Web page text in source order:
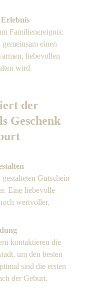
Erlebnis
Familienereignis:
einen
liebevollen
wird.
der
Geschenk
Gutschein
Eine liebevolle
wertvoller.
kontaktieren die
um den besten
sind die ersten
der Geburt.